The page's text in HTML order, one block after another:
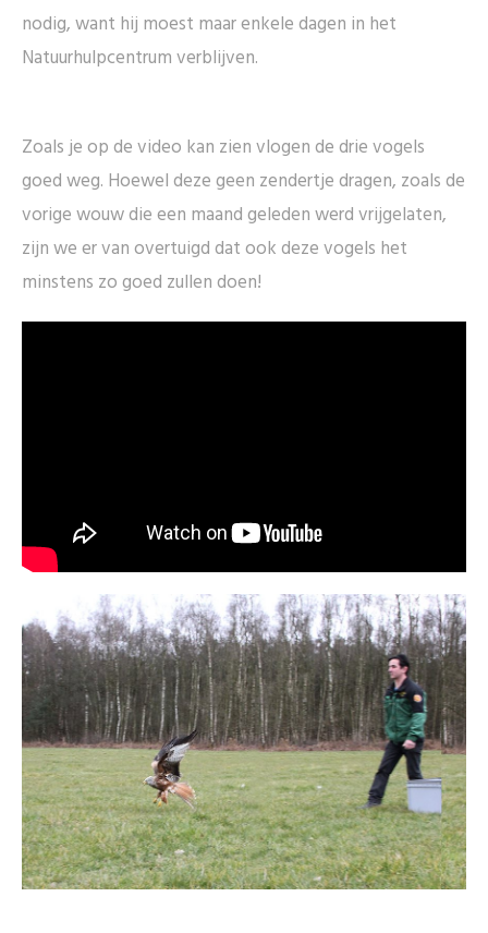
nodig, want hij moest maar enkele dagen in het
Natuurhulpcentrum verblijven.
Zoals je op de video kan zien vlogen de drie vogels
goed weg. Hoewel deze geen zendertje dragen, zoals de
vorige wouw die een maand geleden werd vrijgelaten,
zijn we er van overtuigd dat ook deze vogels het
minstens zo goed zullen doen!